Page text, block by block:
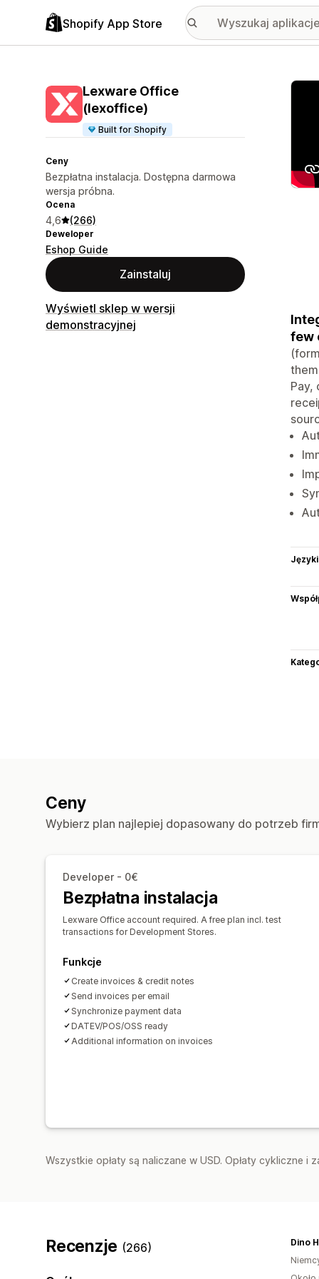
Shopify App Store
Lexware Office
(lexoffice)
Built for Shopify
Ceny
Bezpłatna instalacja. Dostępna darmowa
wersja próbna.
Ocena
4,6 (266)
Deweloper
Eshop Guide
Zainstaluj
Wyświetl sklep w wersji
demonstracyjnej
few
Pay,
Języki
Ceny
Wybierz plan najlepiej dopasowany do potrzeb
Developer - 0€
Bezpłatna instalacja
Lexware Office account required. A free plan incl. test
transactions for Development Stores.
Funkcje
Create invoices & credit notes
Send invoices per email
Synchronize payment data
DATEV/POS/OSS ready
Additional information on invoices
Wszystkie opłaty są naliczane w USD. Opłaty cykliczne
Recenzje (266)
Dino